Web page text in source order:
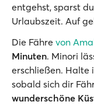
entgehst, sparst
Urlaubszeit. Auf
Die Fähre von
Minuten. Minori
erschließen. Halte
sobald sich dir
wunderschöne